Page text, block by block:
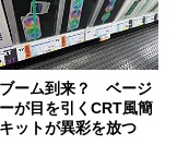
ーム到来？ ベージ
が目を引くCRT風簡
ットが異彩を放つ